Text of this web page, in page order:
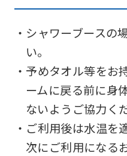
・シャワーブースの
い。
・予めタオル等をお
ームに戻る前に身
ないようご協力く
・ご利用後は水温を
次にご利用になる